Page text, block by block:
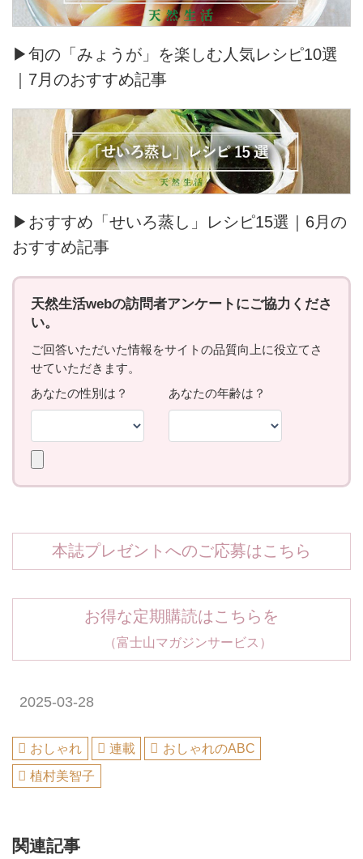
▶旬の「みょうが」を楽しむ人気レシピ10選
｜7月のおすすめ記事
▶おすすめ「せいろ蒸し」レシピ15選｜6月の
おすすめ記事
本誌プレゼントへのご応募はこちら
お得な定期購読はこちらを
（富士山マガジンサービス）
2025-03-28
おしゃれ 連載
おしゃれのABC
植村美智子
関連記事